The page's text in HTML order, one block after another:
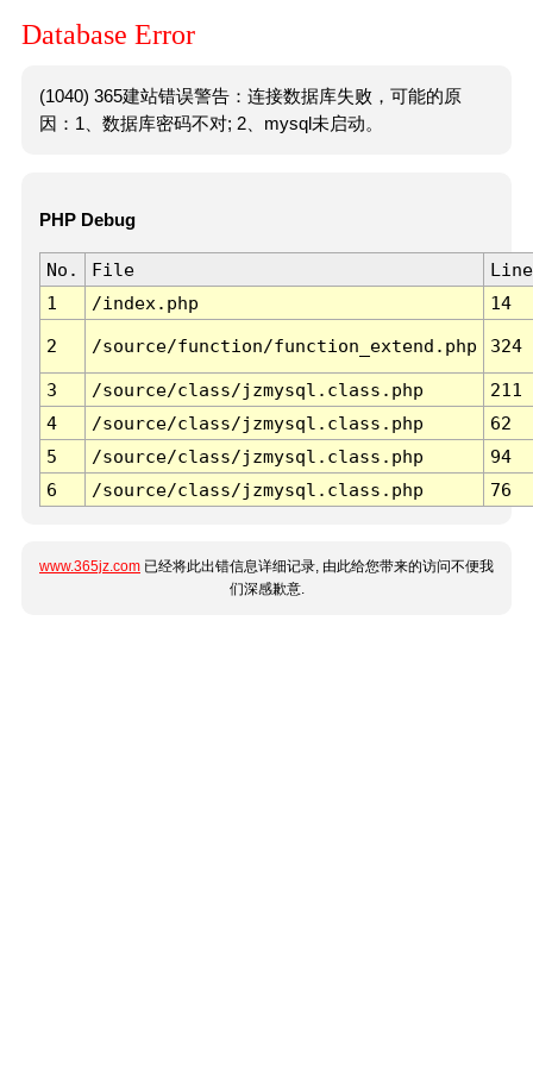
Database Error
(1040) 365建站错误警告：连接数据库失败，可能的原
因：1、数据库密码不对; 2、mysql未启动。
PHP Debug
No. File
Line
1
/index.php 14
2 /source/function/function_extend.php 324
3 /source/class/jzmysql.class.php
211
4
/source/class/jzmysql.class.php
62
5
/source/class/jzmysql.class.php
94
6
/source/class/jzmysql.class.php 76
www.365jz.com 已经将此出错信息详细记录, 由此给您带来的访问不便我
们深感歉意.